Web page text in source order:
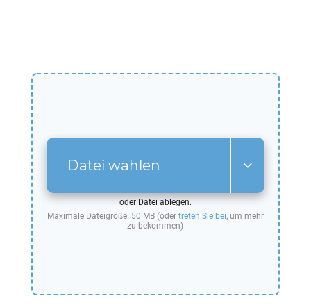
Datei wählen
oder Datei ablegen.
Maximale Dateigröße: 50 MB (oder treten Sie bei, um mehr
zu bekommen)